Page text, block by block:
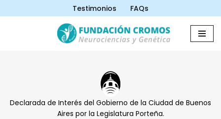
Testimonios FAQs
Declarada de Interés del Gobierno de la Ciudad de Buenos
Aires por la Legislatura Porteña.